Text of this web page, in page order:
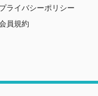
プライバシーポリシー
員規約